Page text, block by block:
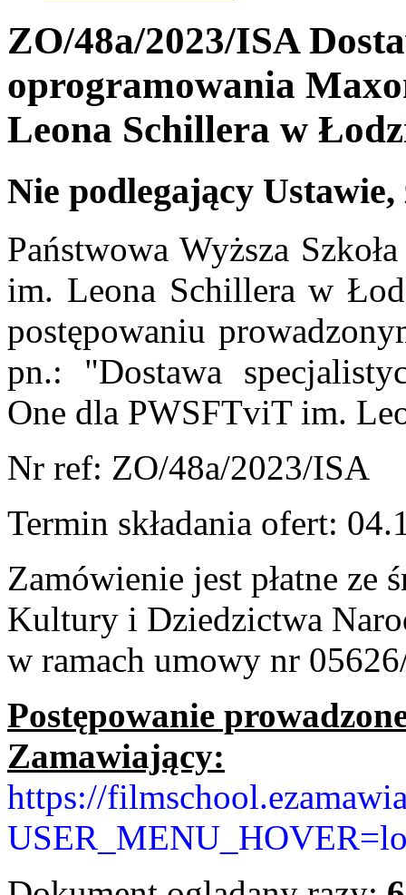
ZO/48a/2023/ISA
oprogramowania
Leona Schillera w
Nie podlegający
Państwowa Wyższa
im. Leona Schillera w
postępowaniu
pn.: "Dostawa
One dla PWSFTviT im.
Nr ref: ZO/48a/2023/ISA
Termin składania ofert:
Zamówienie jest płatne
Kultury i Dziedzictwa
w ramach umowy nr
Postępowanie
Zamawiający:
https://